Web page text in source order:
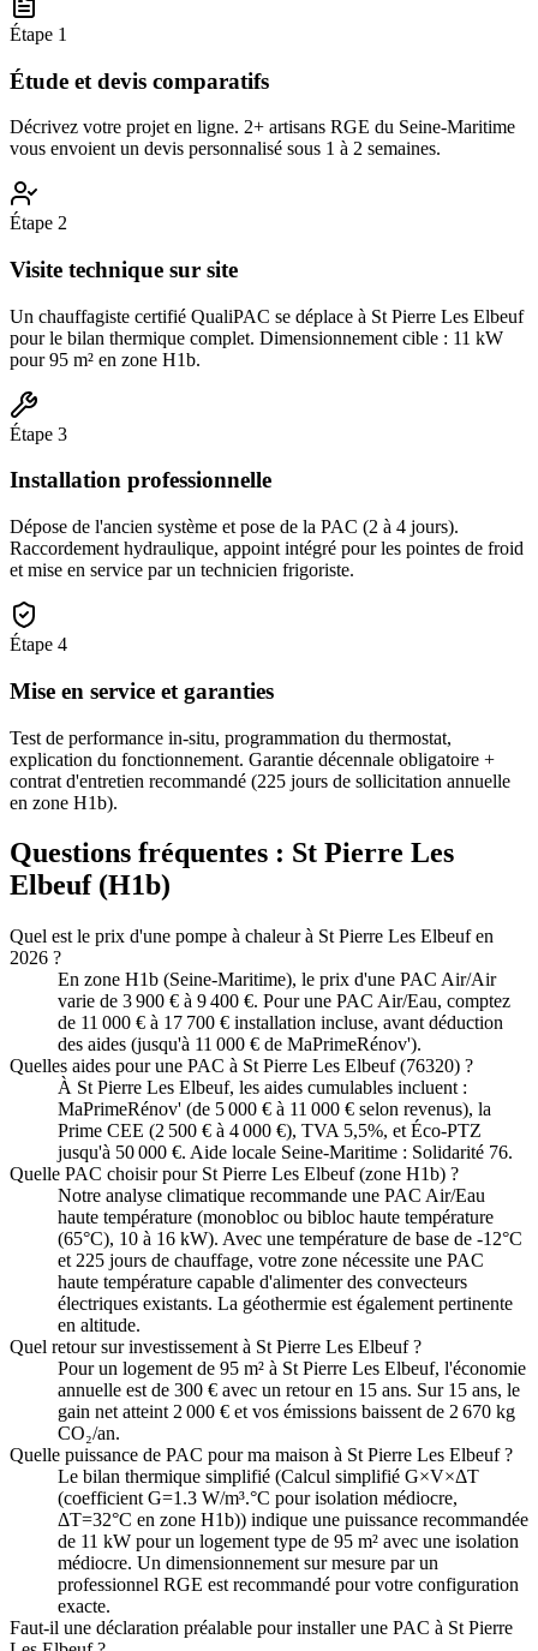
Étape 1
Étude et devis comparatifs
Décrivez votre projet en ligne. 2+ artisans RGE du Seine-Maritime
vous envoient un devis personnalisé sous 1 à 2 semaines.
Étape 2
Visite technique sur site
Un chauffagiste certifié QualiPAC se déplace à St Pierre Les Elbeuf
pour le bilan thermique complet. Dimensionnement cible : 11 kW
pour 95 m² en zone H1b.
Étape 3
Installation professionnelle
Dépose de l'ancien système et pose de la PAC (2 à 4 jours).
Raccordement hydraulique, appoint intégré pour les pointes de froid
et mise en service par un technicien frigoriste.
Étape 4
Mise en service et garanties
Test de performance in-situ, programmation du thermostat,
explication du fonctionnement. Garantie décennale obligatoire +
contrat d'entretien recommandé (225 jours de sollicitation annuelle
en zone H1b).
Questions fréquentes : St Pierre Les
Elbeuf(H1b)
Quel est le prix d'une pompe à chaleur à St Pierre Les Elbeuf en
2026 ?
En zone H1b (Seine-Maritime), le prix d'une PAC Air/Air
varie de 3 900 € à 9 400 €. Pour une PAC Air/Eau, comptez
de 11 000 € à 17 700 € installation incluse, avant déduction
des aides (jusqu'à 11 000 € de MaPrimeRénov').
Quelles aides pour une PAC à St Pierre Les Elbeuf (76320) ?
À St Pierre Les Elbeuf, les aides cumulables incluent :
MaPrimeRénov' (de 5 000 € à 11 000 € selon revenus), la
Prime CEE (2 500 € à 4 000 €), TVA 5,5%, et Éco-PTZ
jusqu'à 50 000 €. Aide locale Seine-Maritime : Solidarité 76.
Quelle PAC choisir pour St Pierre Les Elbeuf (zone H1b) ?
Notre analyse climatique recommande une PAC Air/Eau
haute température (monobloc ou bibloc haute température
(65°C), 10 à 16 kW). Avec une température de base de -12°C
et 225 jours de chauffage, votre zone nécessite une PAC
haute température capable d'alimenter des convecteurs
électriques existants. La géothermie est également pertinente
en altitude.
Quel retour sur investissement à St Pierre Les Elbeuf ?
Pour un logement de 95 m² à St Pierre Les Elbeuf, l'économie
annuelle est de 300 € avec un retour en 15 ans. Sur 15 ans, le
gain net atteint 2 000 € et vos émissions baissent de 2 670 kg
CO₂/an.
Quelle puissance de PAC pour ma maison à St Pierre Les Elbeuf ?
Le bilan thermique simplifié (Calcul simplifié G×V×ΔT
(coefficient G=1.3 W/m³.°C pour isolation médiocre,
ΔT=32°C en zone H1b)) indique une puissance recommandée
de 11 kW pour un logement type de 95 m² avec une isolation
médiocre. Un dimensionnement sur mesure par un
professionnel RGE est recommandé pour votre configuration
exacte.
Faut-il une déclaration préalable pour installer une PAC à St Pierre